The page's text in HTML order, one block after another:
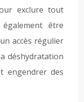
exclure tout
être
accès régulier
déshydratation
engendrer des